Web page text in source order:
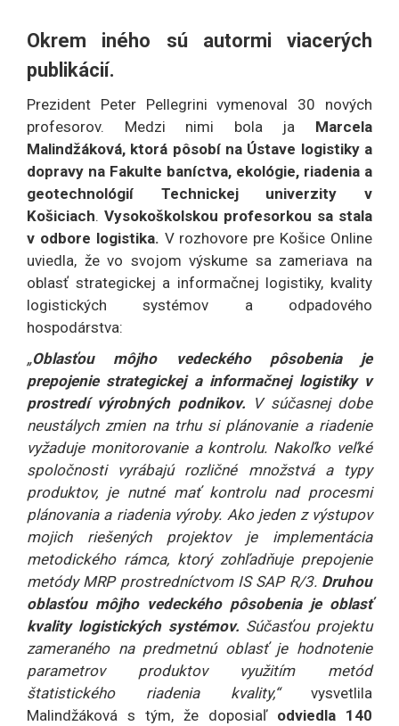
Okrem iného sú autormi viacerých
publikácií.
Prezident Peter Pellegrini vymenoval 30 nových
profesorov. Medzi nimi bola ja Marcela
Malindžáková, ktorá pôsobí na Ústave logistiky a
dopravy na Fakulte baníctva, ekológie, riadenia a
geotechnológií Technickej univerzity v
Košiciach. Vysokoškolskou profesorkou sa stala
v odbore logistika. V rozhovore pre Košice Online
uviedla, že vo svojom výskume sa zameriava na
oblasť strategickej a informačnej logistiky, kvality
logistických systémov a odpadového
hospodárstva:
„Oblasťou môjho vedeckého pôsobenia je
prepojenie strategickej a informačnej logistiky v
prostredí výrobných podnikov. V súčasnej dobe
neustálych zmien na trhu si plánovanie a riadenie
vyžaduje monitorovanie a kontrolu. Nakoľko veľké
spoločnosti vyrábajú rozličné množstvá a typy
produktov, je nutné mať kontrolu nad procesmi
plánovania a riadenia výroby. Ako jeden z výstupov
mojich riešených projektov je implementácia
metodického rámca, ktorý zohľadňuje prepojenie
metódy MRP prostredníctvom IS SAP R/3.Druhou
oblasťou môjho vedeckého pôsobenia je oblasť
kvality logistických systémov. Súčasťou projektu
zameraného na predmetnú oblasť je hodnotenie
parametrov produktov využitím metód
štatistického riadenia kvality,“ vysvetlila
Malindžáková s tým, že doposiaľ odviedla 140